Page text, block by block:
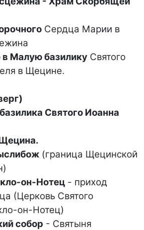
Сердца Марии в
Малую базилику Святого
в Щецине.
Святого Иоанна
(граница Щецинской
он-Нотец - приход
(Церковь Святого
он-Нотец)
собор - Святыня